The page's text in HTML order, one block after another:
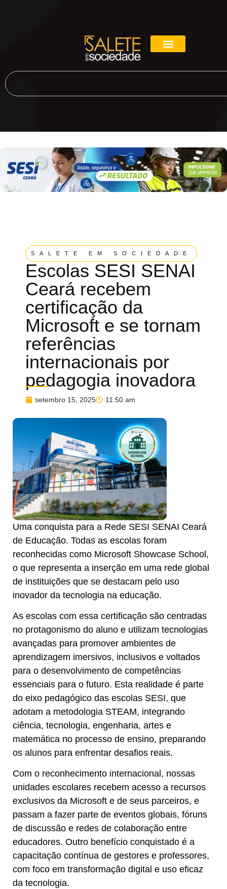
SALETE EM SOCIEDADE
Escolas SESI SENAI
Ceará recebem
certificação da
Microsoft e se tornam
referências
internacionais por
pedagogia inovadora
setembro 15, 2025 11:50 am
Uma conquista para a Rede SESI SENAI Ceará
de Educação. Todas as escolas foram
reconhecidas como Microsoft Showcase School,
o que representa a inserção em uma rede global
de instituições que se destacam pelo uso
inovador da tecnologia na educação.
As escolas com essa certificação são centradas
no protagonismo do aluno e utilizam tecnologias
avançadas para promover ambientes de
aprendizagem imersivos, inclusivos e voltados
para o desenvolvimento de competências
essenciais para o futuro. Esta realidade é parte
do eixo pedagógico das escolas SESI, que
adotam a metodologia STEAM, integrando
ciência, tecnologia, engenharia, artes e
matemática no processo de ensino, preparando
os alunos para enfrentar desafios reais.
Com o reconhecimento internacional, nossas
unidades escolares recebem acesso a recursos
exclusivos da Microsoft e de seus parceiros, e
passam a fazer parte de eventos globais, fóruns
de discussão e redes de colaboração entre
educadores. Outro benefício conquistado é a
capacitação contínua de gestores e professores,
com foco em transformação digital e uso eficaz
da tecnologia.